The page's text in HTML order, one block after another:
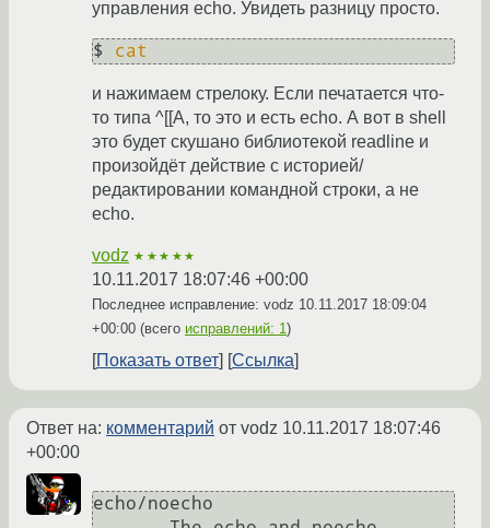
управления echo. Увидеть разницу просто.
$ cat
и нажимаем стрелоку. Если печатается что-
то типа ^[[A, то это и есть echo. А вот в shell
это будет скушано библиотекой readline и
произойдёт действие с историей/
редактировании командной строки, а не
echo.
vodz ★★★★★
10.11.2017 18:07:46 +00:00
Последнее исправление: vodz 10.11.2017 18:09:04
+00:00 (всего исправлений: 1)
Показать ответ Ссылка
Ответ на: комментарий от vodz 10.11.2017 18:07:46
+00:00
echo/noecho